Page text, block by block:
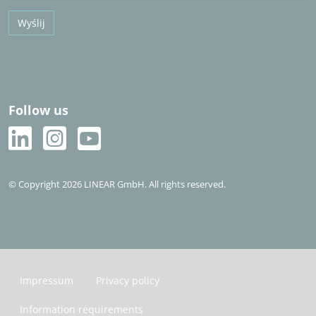
Wyślij
Follow us
© Copyright 2026 LINEAR GmbH. All rights reserved.
Impressum Privacy policy
Information requirements